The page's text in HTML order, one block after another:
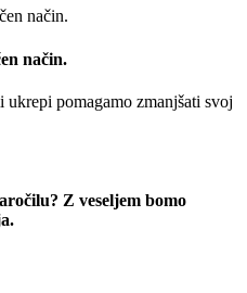
način.
pomagamo zmanjšati svoj
Z veseljem bomo